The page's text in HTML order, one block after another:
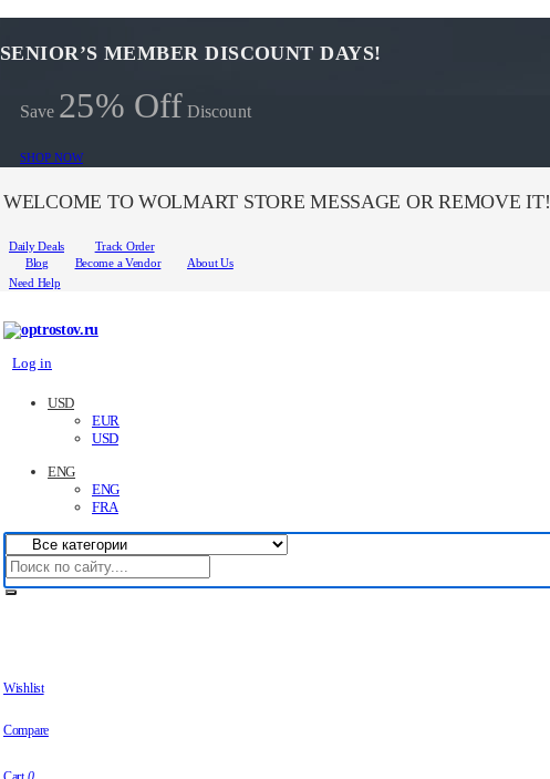
SENIOR’S MEMBER DISCOUNT DAYS!
Save 25% Off Discount
SHOP NOW
WELCOME TO WOLMART STORE MESSAGE OR REMOVE IT!
Daily Deals
Track Order
Blog
Become a Vendor
About Us
Need Help
Log in
USD
EUR
USD
ENG
ENG
FRA
Wishlist
Compare